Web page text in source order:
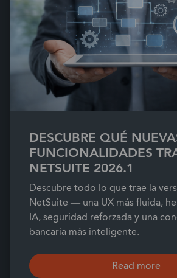
DESCUBRE QUÉ
FUNCIONALIDADES
NETSUITE 2026.1
Descubre todo lo que trae la
NetSuite — una UX más fluida,
IA, seguridad reforzada y una
bancaria más inteligente.
Read more